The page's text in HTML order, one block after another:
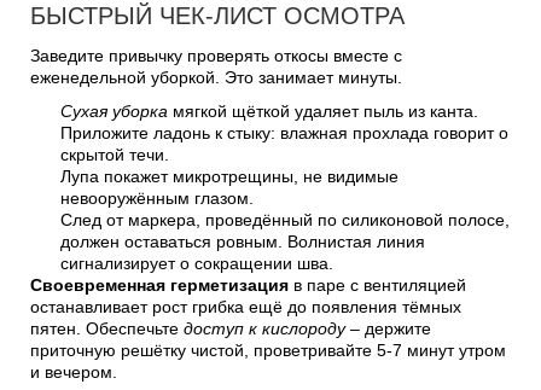
БЫСТРЫЙ ЧЕК-ЛИСТ ОСМОТРА
Заведите привычку проверять откосы вместе с
еженедельной уборкой. Это занимает минуты.
Сухая уборка мягкой щёткой удаляет пыль из канта.
Приложите ладонь к стыку: влажная прохлада говорит о
скрытой течи.
Лупа покажет микротрещины, не видимые
невооружённым глазом.
След от маркера, проведённый по силиконовой полосе,
должен оставаться ровным. Волнистая линия
сигнализирует о сокращении шва.
Своевременная герметизация в паре с вентиляцией
останавливает рост грибка ещё до появления тёмных
пятен. Обеспечьте доступ к кислороду– держите
приточную решётку чистой, проветривайте 5-7 минут утром
и вечером.